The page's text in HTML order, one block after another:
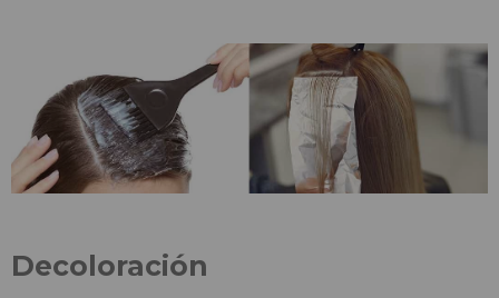
Decoloración